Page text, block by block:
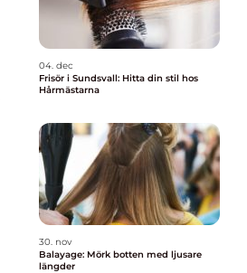
04. dec
Frisör i Sundsvall: Hitta din stil hos
Hårmästarna
30. nov
Balayage: Mörk botten med ljusare
längder